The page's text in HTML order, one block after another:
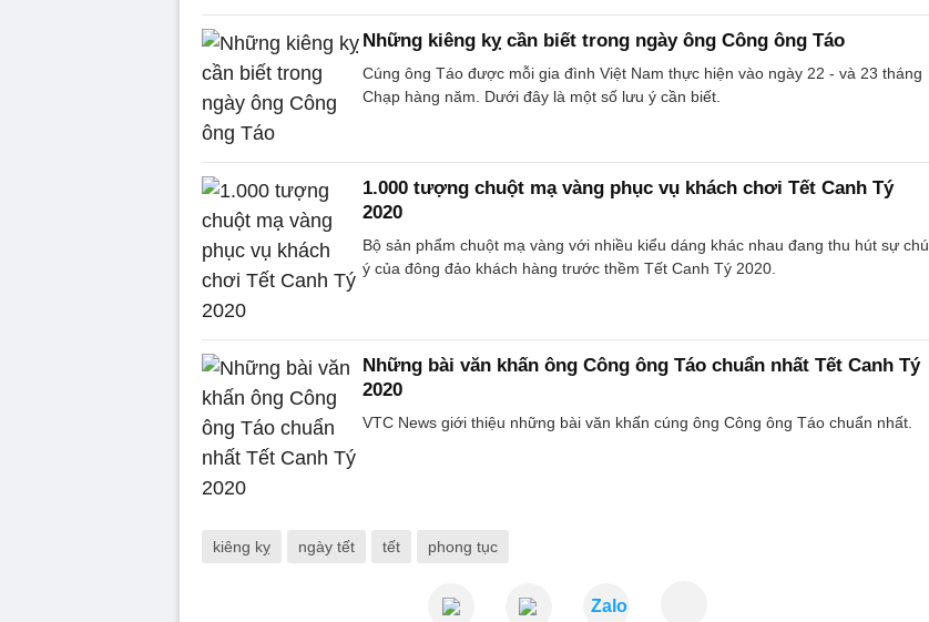
Những kiêng kỵ cần biết trong ngày ông Công ông Táo
Cúng ông Táo được mỗi gia đình Việt Nam thực hiện vào ngày 22 - và 23 tháng
Chạp hàng năm. Dưới đây là một số lưu ý cần biết.
1.000 tượng chuột mạ vàng phục vụ khách chơi Tết Canh Tý
2020
Bộ sản phẩm chuột mạ vàng với nhiều kiểu dáng khác nhau đang thu hút sự chú
ý của đông đảo khách hàng trước thềm Tết Canh Tý 2020.
Những bài văn khấn ông Công ông Táo chuẩn nhất Tết Canh Tý
2020
VTC News giới thiệu những bài văn khấn cúng ông Công ông Táo chuẩn nhất.
kiêng kỵ ngày tết tết phong tục
Zalo